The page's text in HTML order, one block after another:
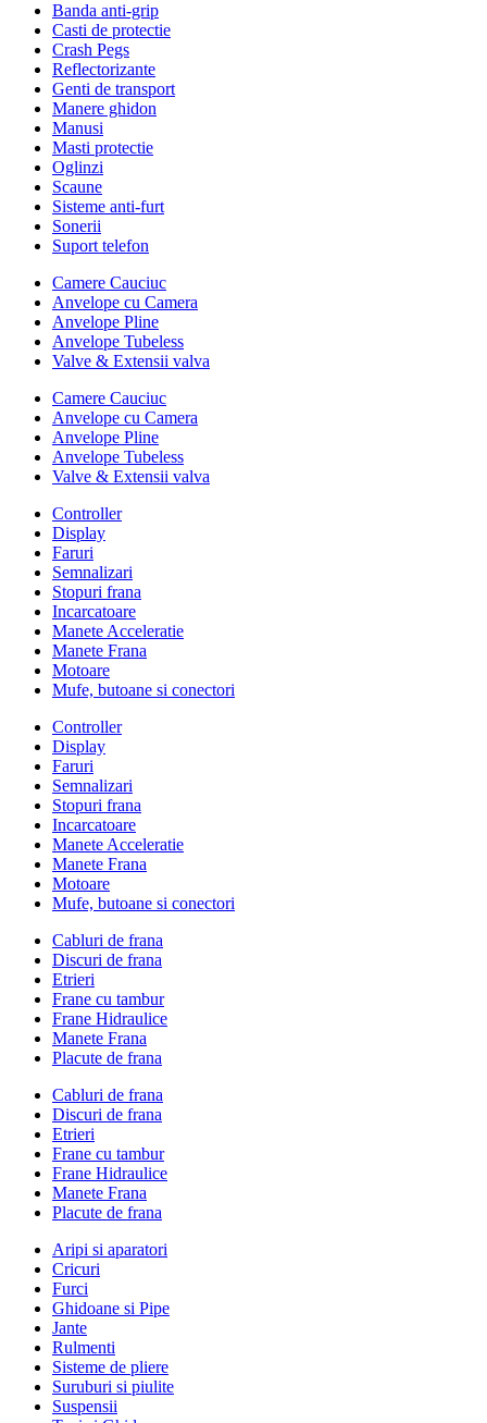
Banda anti-grip
Casti de protectie
Crash Pegs
Reflectorizante
Genti de transport
Manere ghidon
Manusi
Masti protectie
Oglinzi
Scaune
Sisteme anti-furt
Sonerii
Suport telefon
Camere Cauciuc
Anvelope cu Camera
Anvelope Pline
Anvelope Tubeless
Valve & Extensii valva
Camere Cauciuc
Anvelope cu Camera
Anvelope Pline
Anvelope Tubeless
Valve & Extensii valva
Controller
Display
Faruri
Semnalizari
Stopuri frana
Incarcatoare
Manete Acceleratie
Manete Frana
Motoare
Mufe, butoane si conectori
Controller
Display
Faruri
Semnalizari
Stopuri frana
Incarcatoare
Manete Acceleratie
Manete Frana
Motoare
Mufe, butoane si conectori
Cabluri de frana
Discuri de frana
Etrieri
Frane cu tambur
Frane Hidraulice
Manete Frana
Placute de frana
Cabluri de frana
Discuri de frana
Etrieri
Frane cu tambur
Frane Hidraulice
Manete Frana
Placute de frana
Aripi si aparatori
Cricuri
Furci
Ghidoane si Pipe
Jante
Rulmenti
Sisteme de pliere
Suruburi si piulite
Suspensii